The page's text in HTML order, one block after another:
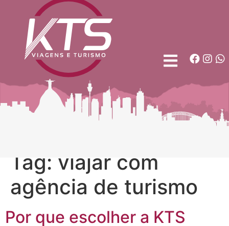
Tag: viajar com
agência de turismo
Por que escolher a KTS